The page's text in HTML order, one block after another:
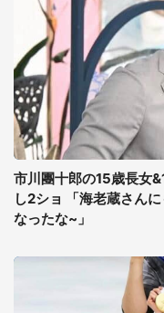
市川團十郎の15歳長女
し2ショ 「海老蔵さん
なったな~」